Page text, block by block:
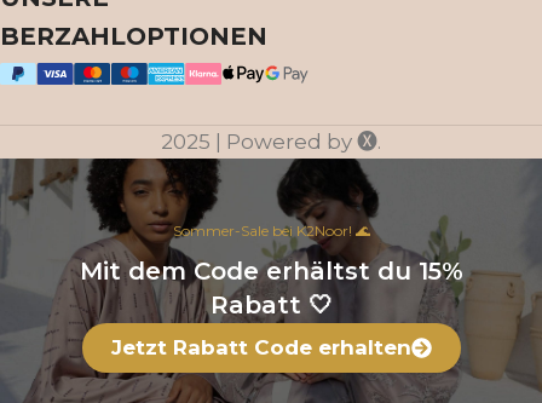
BERZAHLOPTIONEN
2025 | Powered by 🅧.
Sommer-Sale bei K2Noor! 🌊️
Mit dem Code erhältst du 15%
Rabatt 🤍
Jetzt Rabatt Code erhalten